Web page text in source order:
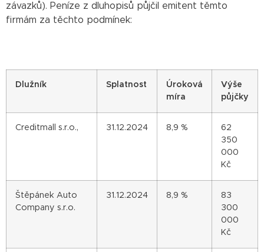
závazků). Peníze z dluhopisů půjčil emitent těmto
firmám za těchto podmínek:
Dlužník Splatnost
Úroková
míra
Výše
půjčky
Creditmall s.r.o., 31.12.2024 8,9 %
62
350
000
Kč
Štěpánek Auto
Company s.r.o.
31.12.2024 8,9 %
83
300
000
Kč